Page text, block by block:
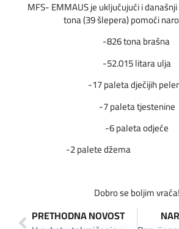
MFS- EMMAUS je uključujući i
tona (39 šlepera) pomoći
-​826 tona brašna
-​52.015 litara ulja
-​17 paleta dječijih
-​7 paleta tjestenine
-​6 paleta odjeće
-​2 palete
Dobro se boljim vraća!
PRETHODNA NOVOST